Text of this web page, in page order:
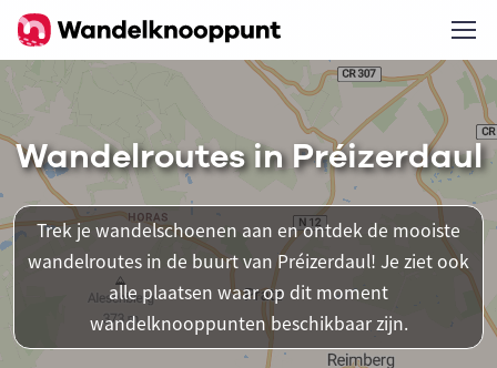
Wandelroutes in Préizerdaul
Trek je wandelschoenen aan en ontdek de mooiste
wandelroutes in de buurt van Préizerdaul! Je ziet ook
alle plaatsen waar op dit moment
wandelknooppunten beschikbaar zijn.